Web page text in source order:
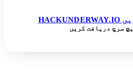
سرچ دریافت کریں